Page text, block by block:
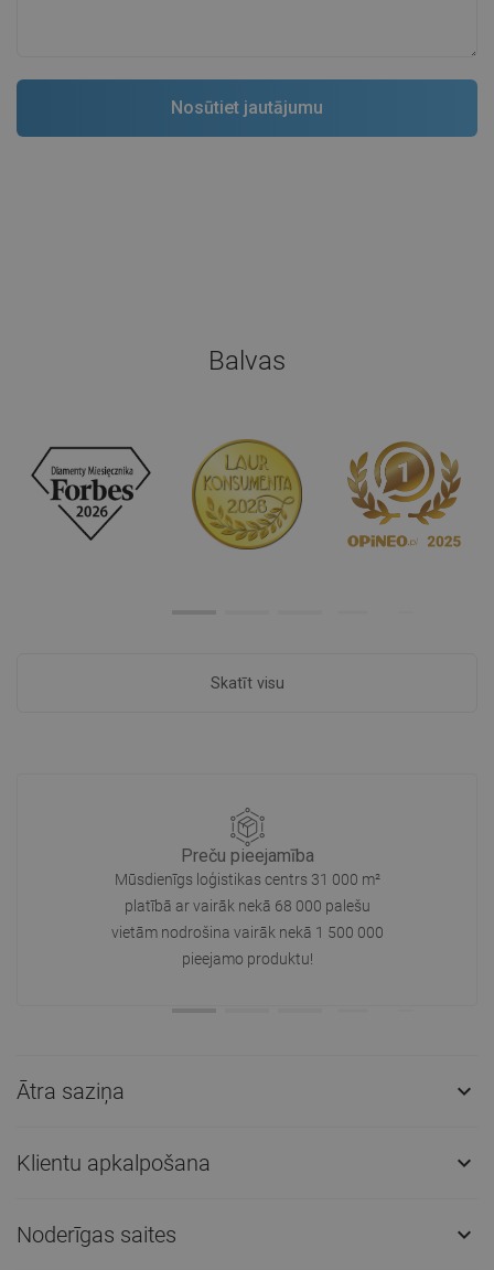
Balvas
Skatīt visu
Preču pieejamība
Mūsdienīgs loģistikas centrs 31 000 m²
platībā ar vairāk nekā 68 000 palešu
vietām nodrošina vairāk nekā 1 500 000
pieejamo produktu!
Ātra saziņa 
Klientu apkalpošana 
Noderīgas saites 